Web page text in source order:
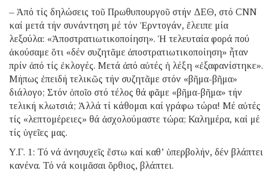
– Ἀπό τίς δηλώσεις τοῦ Πρωθυπουργοῦ στήν ΔΕΘ, στό CNN
καί μετά τήν συνάντηση μέ τόν Ἐρντογάν, ἔλειπε μία
λεξούλα: «Ἀποστρατιωτικοποίηση». Ἡ τελευταία φορά πού
ἀκούσαμε ὅτι «δέν συζητᾶμε ἀποστρατιωτικοποίηση» ἦταν
πρίν ἀπό τίς ἐκλογές. Μετά ἀπό αὐτές ἡ λέξη «ἐξαφανίστηκε».
Μήπως ἐπειδή τελικῶς τήν συζητᾶμε στόν «βῆμα-βῆμα»
διάλογο; Στόν ὁποῖο στό τέλος θά φᾶμε «βῆμα-βῆμα» τήν
τελική κλωτσιά; Ἀλλά τί κάθομαι καί γράφω τώρα! Μέ αὐτές
τίς «λεπτομέρειες» θά ἀσχολούμαστε τώρα; Καλημέρα, καί μέ
τίς ὑγεῖες μας.
Υ.Γ. 1: Τό νά ἀνησυχεῖς ἔστω καί καθ’ ὑπερβολήν, δέν βλάπτει
κανένα. Τό νά κοιμᾶσαι ὄρθιος, βλάπτει.